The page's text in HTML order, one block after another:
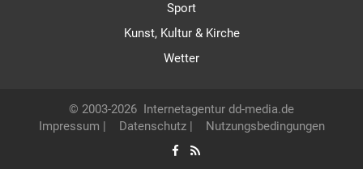
Sport
Kunst, Kultur & Kirche
Wetter
© 2003-2026 Internetagentur dd-media.de
Impressum | Datenschutz| Nutzungsbedingungen